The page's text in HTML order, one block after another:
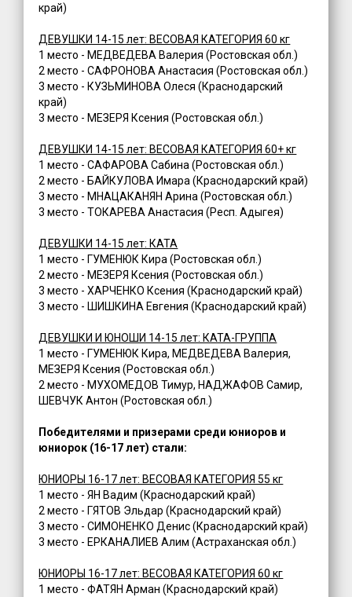
край)
ДЕВУШКИ 14-15 лет: ВЕСОВАЯ КАТЕГОРИЯ 60 кг
1 место - МЕДВЕДЕВА Валерия (Ростовская обл.)
2 место - САФРОНОВА Анастасия (Ростовская обл.)
3 место - КУЗЬМИНОВА Олеся (Краснодарский
край)
3 место - МЕЗЕРЯ Ксения (Ростовская обл.)
ДЕВУШКИ 14-15 лет: ВЕСОВАЯ КАТЕГОРИЯ 60+ кг
1 место - САФАРОВА Сабина (Ростовская обл.)
2 место - БАЙКУЛОВА Имара (Краснодарский край)
3 место - МНАЦАКАНЯН Арина (Ростовская обл.)
3 место - ТОКАРЕВА Анастасия (Респ. Адыгея)
ДЕВУШКИ 14-15 лет: КАТА
1 место - ГУМЕНЮК Кира (Ростовская обл.)
2 место - МЕЗЕРЯ Ксения (Ростовская обл.)
3 место - ХАРЧЕНКО Ксения (Краснодарский край)
3 место - ШИШКИНА Евгения (Краснодарский край)
ДЕВУШКИ И ЮНОШИ 14-15 лет: КАТА-ГРУППА
1 место - ГУМЕНЮК Кира, МЕДВЕДЕВА Валерия,
МЕЗЕРЯ Ксения (Ростовская обл.)
2 место - МУХОМЕДОВ Тимур, НАДЖАФОВ Самир,
ШЕВЧУК Антон (Ростовская обл.)
Победителями и призерами среди юниоров и
юниорок (16-17 лет) стали:
ЮНИОРЫ 16-17 лет: ВЕСОВАЯ КАТЕГОРИЯ 55 кг
1 место - ЯН Вадим (Краснодарский край)
2 место - ГЯТОВ Эльдар (Краснодарский край)
3 место - СИМОНЕНКО Денис (Краснодарский край)
3 место - ЕРКАНАЛИЕВ Алим (Астраханская обл.)
ЮНИОРЫ 16-17 лет: ВЕСОВАЯ КАТЕГОРИЯ 60 кг
1 место - ФАТЯН Арман (Краснодарский край)